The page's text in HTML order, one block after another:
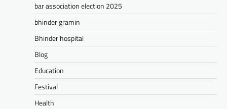
bar association election 2025
bhinder gramin
Bhinder hospital
Blog
Education
Festival
Health
अंतिम पायदान पर बैठे व्यक्ति तक योजनाओं का लाभ
पहुंचाने और उसे मुख्यधारा…
Facebook
EmailWhatsApp
Reddit
X
Share
UDAIPUR CITY NEWS